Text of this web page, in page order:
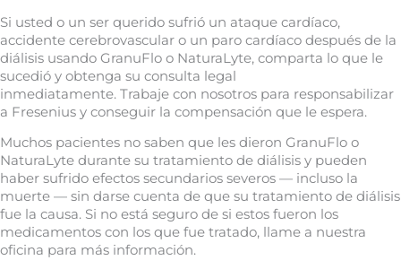
Si usted o un ser querido sufrió un ataque cardíaco,
accidente cerebrovascular o un paro cardíaco después de la
diálisis usando GranuFlo o NaturaLyte, comparta lo que le
sucedió y obtenga su consulta legal
inmediatamente. Trabaje con nosotros para responsabilizar
a Fresenius y conseguir la compensación que le espera.
Muchos pacientes no saben que les dieron GranuFlo o
NaturaLyte durante su tratamiento de diálisis y pueden
haber sufrido efectos secundarios severos — incluso la
muerte — sin darse cuenta de que su tratamiento de diálisis
fue la causa. Si no está seguro de si estos fueron los
medicamentos con los que fue tratado, llame a nuestra
oficina para más información.